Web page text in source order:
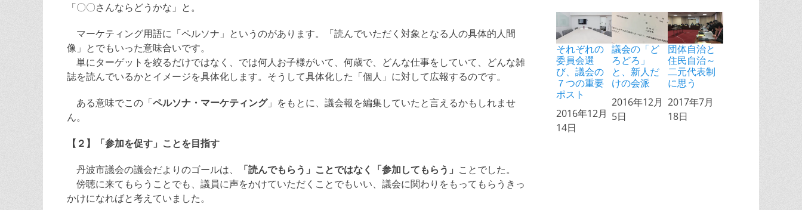
「〇〇さんならどうかな」と。
マーケティング用語に「ペルソナ」というのがあります。「読んでいただく対象となる人の具体的人間
像」とでもいった意味合いです。
単にターゲットを絞るだけではなく、では何人お子様がいて、何歳で、どんな仕事をしていて、どんな雑
誌を読んでいるかとイメージを具体化します。そうして具体化した「個人」に対して広報するのです。
ある意味でこの「ペルソナ・マーケティング」をもとに、議会報を編集していたと言えるかもしれませ
ん。
【２】「参加を促す」ことを目指す
丹波市議会の議会だよりのゴールは、
「読んでもらう」ことではなく「参加してもらう」 ことでした。
傍聴に来てもらうことでも、議員に声をかけていただくことでもいい、議会に関わりをもってもらうきっ
かけになればと考えていました。
それぞれの
委員会選
び、議会の
７つの重要
ポスト
日付
2016年12月
14日
議会の「ど
ろどろ」
と、新人だ
けの会派
日付
2016年12月
5日
団体自治と
住民自治～
二元代表制
に思う
日付
2017年7月
18日